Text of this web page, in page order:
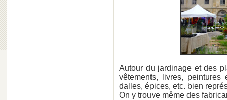
Autour du jardinage et des
vêtements, livres,
dalles, épices, etc. bien
On y trouve même des